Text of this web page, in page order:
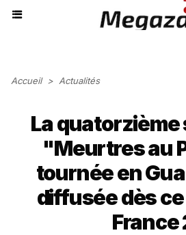
Accueil > Actualités
La quatorzième
"Meurtres au
tournée en
diffusée dès
France